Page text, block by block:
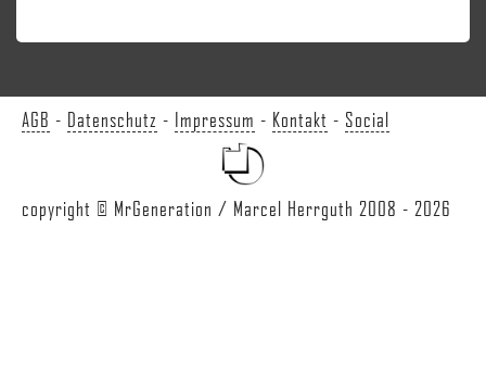
AGB - Datenschutz - Impressum - Kontakt - Social
copyright © MrGeneration / Marcel Herrguth 2008 - 2026